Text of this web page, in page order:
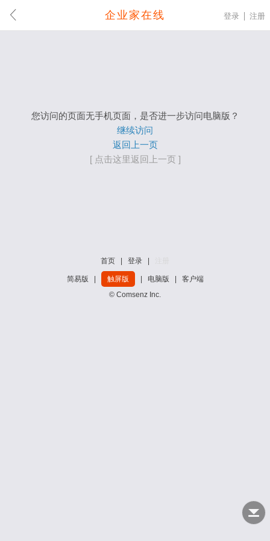
企业家在线 登录 注册
您访问的页面无手机页面，是否进一步访问电脑版？
继续访问
返回上一页
[ 点击这里返回上一页 ]
首页 登录
简易版 触屏版 电脑版
客户端
© Comsenz Inc.